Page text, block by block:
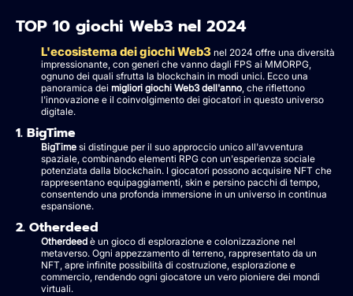
TOP 10 giochi Web3 nel 2024
L'ecosistema dei giochi Web3 nel 2024 offre una diversità
impressionante, con generi che vanno dagli FPS ai MMORPG,
ognuno dei quali sfrutta la blockchain in modi unici. Ecco una
panoramica dei migliori giochi Web3 dell'anno, che riflettono
l'innovazione e il coinvolgimento dei giocatori in questo universo
digitale.
1. BigTime
BigTime si distingue per il suo approccio unico all'avventura
spaziale, combinando elementi RPG con un'esperienza sociale
potenziata dalla blockchain. I giocatori possono acquisire NFT che
rappresentano equipaggiamenti, skin e persino pacchi di tempo,
consentendo una profonda immersione in un universo in continua
espansione.
2. Otherdeed
Otherdeed è un gioco di esplorazione e colonizzazione nel
metaverso. Ogni appezzamento di terreno, rappresentato da un
NFT, apre infinite possibilità di costruzione, esplorazione e
commercio, rendendo ogni giocatore un vero pioniere dei mondi
virtuali.